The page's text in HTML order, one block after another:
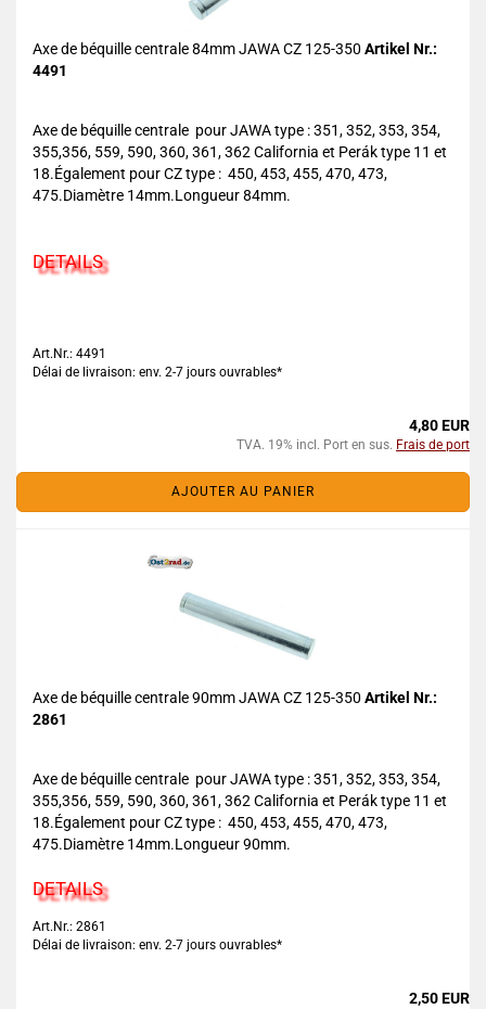
Axe de béquille centrale 84mm JAWA CZ 125-350 Artikel Nr.:
4491
Axe de béquille centrale pour JAWA type : 351, 352, 353, 354,
355,356, 559, 590, 360, 361, 362 California et Perák type 11 et
18.Également pour CZ type : 450, 453, 455, 470, 473,
475.Diamètre 14mm.Longueur 84mm.
DETAILS
Art.Nr.: 4491
Délai de livraison: env. 2-7 jours ouvrables*
4,80 EUR
TVA. 19% incl. Port en sus. Frais de port
AJOUTER AU PANIER
Axe de béquille centrale 90mm JAWA CZ 125-350 Artikel Nr.:
2861
Axe de béquille centrale pour JAWA type : 351, 352, 353, 354,
355,356, 559, 590, 360, 361, 362 California et Perák type 11 et
18.Également pour CZ type : 450, 453, 455, 470, 473,
475.Diamètre 14mm.Longueur 90mm.
DETAILS
Art.Nr.: 2861
Délai de livraison: env. 2-7 jours ouvrables*
2,50 EUR